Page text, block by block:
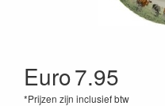
Euro7.95
*Prijzen zijn inclusief btw